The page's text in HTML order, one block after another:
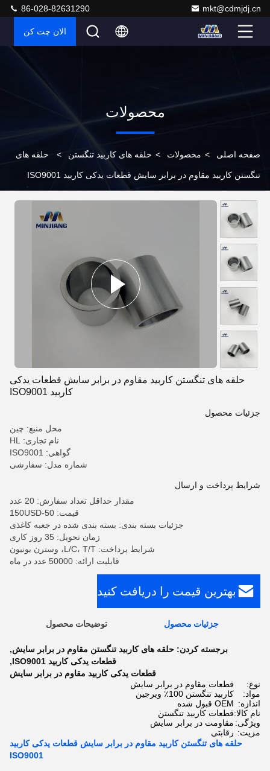
mkt@cdmjdj.cn
86-028-82631290
الان چت کن
محصولات
صفحه اصلی > محصولات > حلقه های کاربید تنگستن > حلقه های
تنگستن کاربید مقاوم در برابر سایش قطعات یدکی کاربید ISO9001
حلقه های تنگستن کاربید مقاوم در برابر سایش قطعات یدکی
کاربید ISO9001
جزئیات محصول
محل منبع: چین
نام تجاری: HL
گواهی: ISO9001
شماره مدل: سفارشی
شرایط پرداخت و ارسال
مقدار حداقل تعداد سفارش: 20 عدد
قیمت: 50-150USD
جزئیات بسته بندی: بسته بندی شده در جعبه کاغذی
زمان تحویل: 35 روز کاری
شرایط پرداخت: L/C، T/T، وسترن یونیون
قابلیت ارائه: 50000 عدد در ماه
بهترین قیمت را دریافت کنید
جزئیات محصول توضیحات محصول
برجسته کردن: حلقه های کاربید تنگستن مقاوم در برابر سایش,
قطعات یدکی کاربید ISO9001
,
قطعات یدکی کاربید مقاوم در برابر سایش
نوع:
قطعات مقاوم در برابر سایش
مواد:
کاربید تنگستن 100٪ ویرجین
اندازه: OEM قبول شده
نام کالا:قطعات کاربید تنگستن
ویژگی: مقاومت در برابر سایش
مزیت: رقابتی
حلقه های تنگستن کاربید مقاوم در برابر سایش قطعات یدکی کاربید
ISO9001